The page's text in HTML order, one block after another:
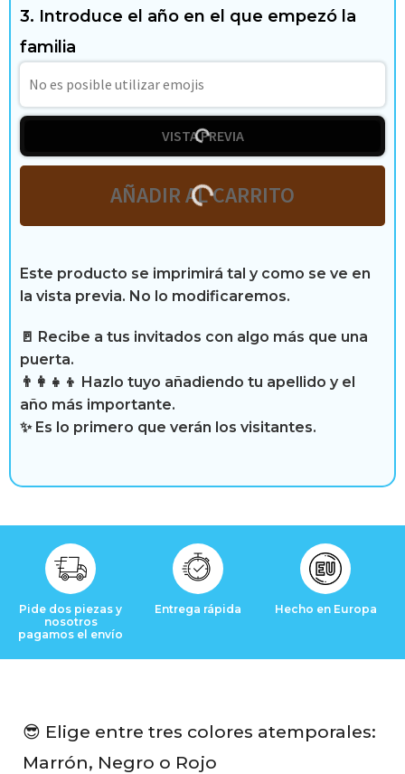
y
t
i
e
m
o
l
i
b
r
e
s
e
ñ
3. Introduce el año en el que empezó la
familia
VISTA PREVIA
AÑADIR AL CARRITO
Este producto se imprimirá tal y como se ve en
la vista previa. No lo modificaremos.
🚪 Recibe a tus invitados con algo más que una
puerta.
👨‍👩‍👧‍👦 Hazlo tuyo añadiendo tu apellido y el
año más importante.
✨ Es lo primero que verán los visitantes.
Pide dos piezas y
nosotros
pagamos el envío
Entrega rápida Hecho en Europa
😎 Elige entre tres colores atemporales:
Marrón, Negro o Rojo